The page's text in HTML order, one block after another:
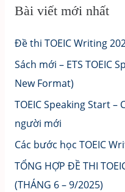
Bài viết mới nhất
Đề thi TOEIC Writing
Sách mới – ETS TOEIC
New Format)
TOEIC Speaking Start
người mới
Các bước học TOEIC
TỔNG HỢP ĐỀ THI
(THÁNG 6 – 9/2025)